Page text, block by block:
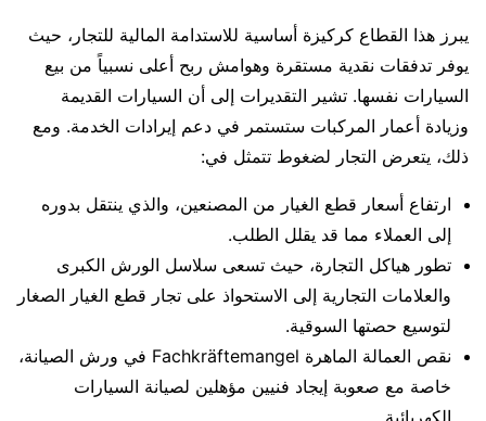
يبرز هذا القطاع كركيزة أساسية للاستدامة المالية للتجار، حيث
يوفر تدفقات نقدية مستقرة وهوامش ربح أعلى نسبياً من بيع
السيارات نفسها. تشير التقديرات إلى أن السيارات القديمة
وزيادة أعمار المركبات ستستمر في دعم إيرادات الخدمة. ومع
ذلك، يتعرض التجار لضغوط تتمثل في:
ارتفاع أسعار قطع الغيار من المصنعين، والذي ينتقل بدوره
إلى العملاء مما قد يقلل الطلب.
تطور هياكل التجارة، حيث تسعى سلاسل الورش الكبرى
والعلامات التجارية إلى الاستحواذ على تجار قطع الغيار الصغار
لتوسيع حصتها السوقية.
نقص العمالة الماهرة Fachkräftemangel في ورش الصيانة،
خاصة مع صعوبة إيجاد فنيين مؤهلين لصيانة السيارات